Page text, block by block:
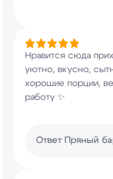
Нравится сюда
уютно, вкусно,
хорошие порции,
работу ✨
Ответ Пряный